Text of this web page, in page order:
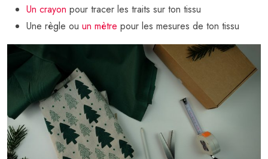
Un crayon pour tracer les traits sur ton tissu
Une règle ou un mètre pour les mesures de ton tissu